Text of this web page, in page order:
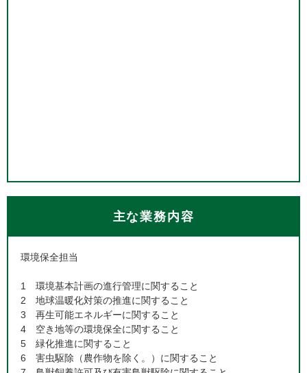
主な業務内容
環境保全担当
1 環境基本計画の進行管理に関すること
2 地球温暖化対策の推進に関すること
3 再生可能エネルギーに関すること
4 空き地等の環境保全に関すること
5 緑化推進に関すること
6 害虫駆除（農作物を除く。）に関すること